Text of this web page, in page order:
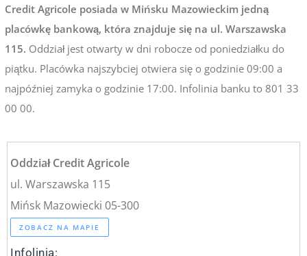
Credit Agricole posiada w Mińsku Mazowieckim jedną
placówkę bankową, która znajduje się na ul. Warszawska
115. Oddział jest otwarty w dni robocze od poniedziałku do
piątku. Placówka najszybciej otwiera się o godzinie 09:00 a
najpóźniej zamyka o godzinie 17:00. Infolinia banku to 801 33
00 00.
Oddział Credit Agricole
ul. Warszawska 115
Mińsk Mazowiecki 05-300
ZOBACZ NA MAPIE
Infolinia: